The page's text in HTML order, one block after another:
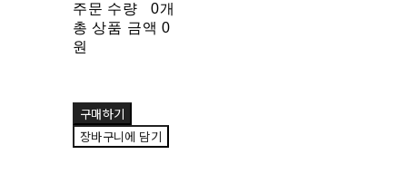
주문 수량
0개
총 상품 금액 0
원
구매하기
장바구니에 담기